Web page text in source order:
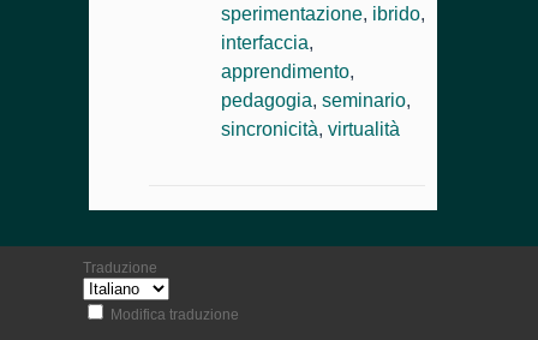
sperimentazione, ibrido,
interfaccia,
apprendimento,
pedagogia, seminario,
sincronicità, virtualità
Traduzione
Modifica traduzione